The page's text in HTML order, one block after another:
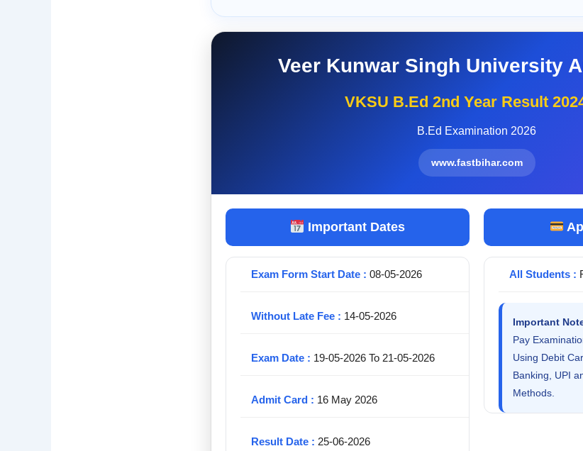
Veer Kunwar Singh University
VKSU B.Ed 2nd Year Result
B.Ed Examination 2026
www.fastbihar.com
Important Dates
Exam Form Start Date : 08-05-2026
Without Late Fee : 14-05-2026
Exam Date : 19-05-2026 To 21-05-2026
Admit Card : 16 May 2026
Result Date : 25-06-2026
All Students :
Important
Pay
Using Debit
Banking, UPI
Methods.